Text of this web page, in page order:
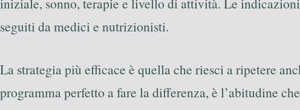
iniziale, sonno, terapie e livello di attività. Le
seguiti da medici e nutrizionisti.
La strategia più efficace è quella che riesci a ripetere
programma perfetto a fare la differenza, è l’abitudine